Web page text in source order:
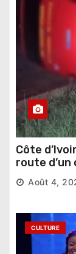
Côte
route d’un
Août 4,
CULTURE